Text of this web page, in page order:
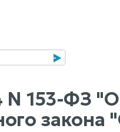
153-ФЗ
закона